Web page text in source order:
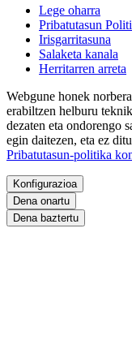
Lege oharra
Pribatutasun
Irisgarritasuna
Salaketa kanala
Herritarren arreta
Webgune honek
erabiltzen helburu
dezaten eta ondorengo
egin daitezen, eta ez
Pribatutasun-politika
Konfigurazioa
Dena onartu
Dena baztertu